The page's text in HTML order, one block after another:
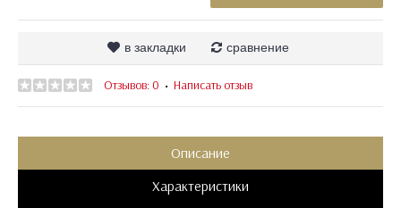
в закладки сравнение
Отзывов: 0 • Написать отзыв
Описание
Характеристики